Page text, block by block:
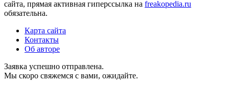
сайта, прямая активная гиперссылка на freakopedia.ru
обязательна.
Карта сайта
Контакты
Об авторе
Заявка успешно отправлена.
Мы скоро свяжемся с вами, ожидайте.